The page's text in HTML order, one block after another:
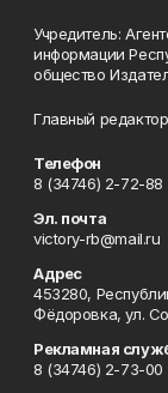
Учредитель:
информации
общество
Главный
Телефон
8 (34746) 2-72-88
Эл. почта
victory-rb@mail.ru
Адрес
453280,
Фёдоровка, ул.
Рекламная
8 (34746) 2-73-00